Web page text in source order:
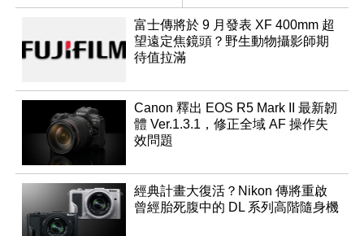
成員？
富士傳將於 9 月發表 XF 400mm 超
望遠定焦鏡頭？野生動物攝影師期
待值拉滿
Canon 釋出 EOS R5 Mark II 最新韌
體 Ver.1.3.1，修正全域 AF 操作失
效問題
經典計畫大復活？Nikon 傳將重啟
曾經胎死腹中的 DL 系列高階隨身機